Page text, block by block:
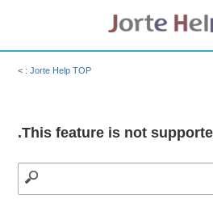
Jorte Help TOP :
>
This feature is not